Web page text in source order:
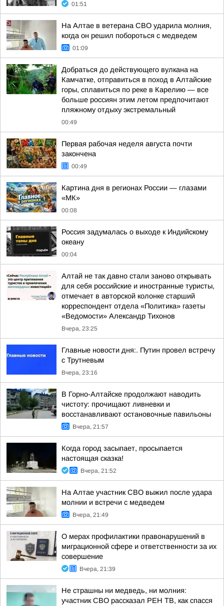
01:51
На Алтае в ветерана СВО ударила молния,
когда он решил побороться с медведем
01:09
Добраться до действующего вулкана на
Камчатке, отправиться в поход в Алтайские
горы, сплавиться по реке в Карелию — все
больше россиян этим летом предпочитают
пляжному отдыху экстремальный
00:49
Первая рабочая неделя августа почти
закончена
00:49
Картина дня в регионах России — глазами
«МК»
00:08
Россия задумалась о выходе к Индийскому
океану
00:04
Алтай не так давно стали заново открывать
для себя российские и иностранные туристы,
отмечает в авторской колонке старший
корреспондент отдела «Политика» газеты
«Ведомости» Александр Тихонов
Вчера, 23:25
Главные новости дня:. Путин провел встречу
с Трутневым
Вчера, 23:16
В Горно-Алтайске продолжают наводить
чистоту: прочищают ливневки и
восстанавливают остановочные павильоны
Вчера, 21:57
Когда город засыпает, просыпается
настоящая сказка!
Вчера, 21:52
На Алтае участник СВО выжил после удара
молнии и встречи с медведем
Вчера, 21:49
О мерах профилактики правонарушений в
миграционной сфере и ответственности за их
совершение
Вчера, 21:39
Не страшны ни медведь, ни молния:
участник СВО рассказал РЕН ТВ, как спасся